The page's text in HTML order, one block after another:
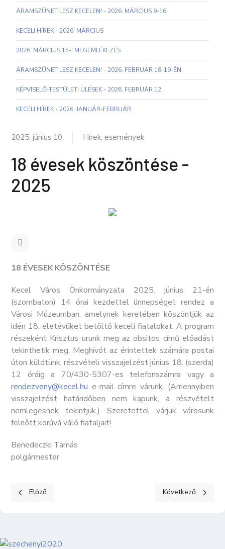
ÁRAMSZÜNET LESZ KECELEN! - 2026. MÁRCIUS 9-16.
KECELI HÍREK - 2026. MÁRCIUS
2026. MÁRCIUS 15-I MEGEMLÉKEZÉS
ÁRAMSZÜNET LESZ KECELEN! - 2026. FEBRUÁR 18-19-ÉN
KÉPVISELŐ-TESTÜLETI ÜLÉSEK - 2026. FEBRUÁR 12.
KECELI HÍREK - 2026. JANUÁR-FEBRUÁR
2025. június 10 Hírek, események
18 évesek köszöntése -
2025
18 ÉVESEK KÖSZÖNTÉSE
Kecel Város Önkormányzata 2025. június 21-én
(szombaton) 14 órai kezdettel ünnepséget rendez a
Városi Múzeumban, amelynek keretében köszöntjük az
idén 18. életévüket betöltő keceli fiatalokat. A program
részeként Krisztus urunk meg az obsitos című előadást
tekinthetik meg. Meghívót az érintettek számára postai
úton küldtünk, részvételi visszajelzést június 18. (szerda)
12 óráig a 70/430-5307-es telefonszámra vagy a
rendezveny@kecel.hu e-mail címre várunk. (Amennyiben
visszajelzést határidőben nem kapunk, a részvételt
nemlegesnek tekintjük.) Szeretettel várjuk városunk
felnőtt korúvá váló fiataljait!
Benedeczki Tamás
polgármester
Előző cikk: Utcafront-szépségverseny Kecelen! - 2025
Előző Következő cikk:
Következő